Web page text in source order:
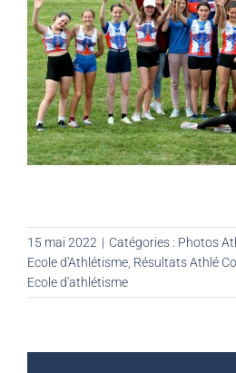
15 mai 2022 | Catégories : Photos
Ecole d'Athlétisme Résultats Athlé
Ecole d'athlétisme